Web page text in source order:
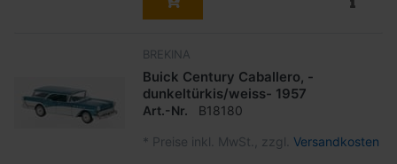
BREKINA
Buick Century Caballero, -
dunkeltürkis/weiss- 1957
Art.-Nr. B18180
* Preise inkl. MwSt., zzgl. Versandkosten